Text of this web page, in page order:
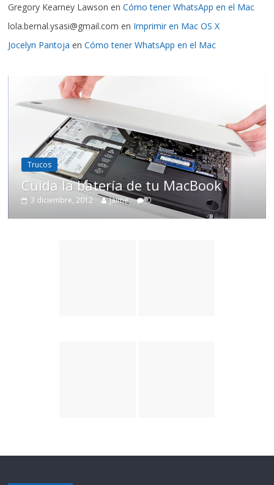
Gregory Kearney Lawson enCómo tener WhatsApp en el Mac
lola.bernal.ysasi@gmail.com en Imprimir en Mac OS X
Jocelyn Pantoja enCómo tener WhatsApp en el Mac
de tu MacBook
Jaime 0
Mac OS X
Renombrar
10 septiembre,